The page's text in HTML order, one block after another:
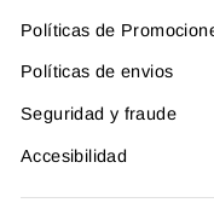
Políticas de
Políticas de envios
Seguridad y fraude
Accesibilidad